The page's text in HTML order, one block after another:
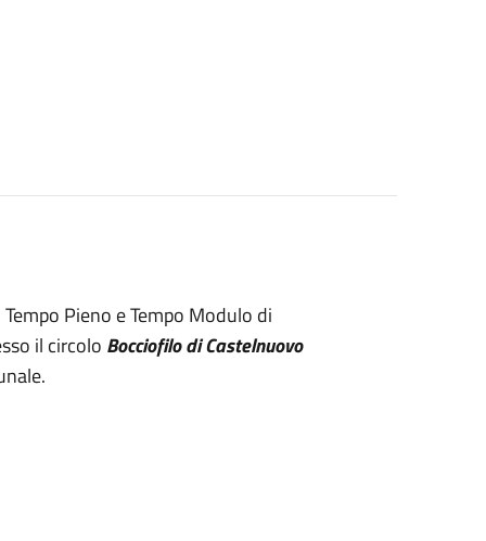
Pieno e Tempo Modulo di
il circolo Bocciofilo di Castelnuovo